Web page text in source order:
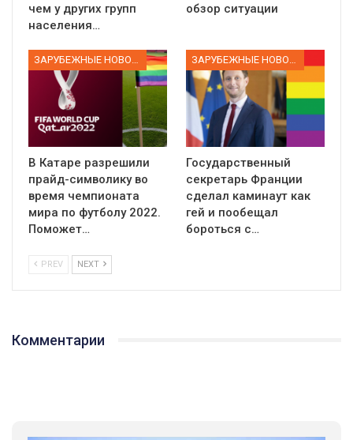
чем у других групп
населения…
обзор ситуации
В Катаре разрешили
прайд-символику во
время чемпионата
мира по футболу 2022.
Поможет…
Государственный
секретарь Франции
сделал каминаут как
гей и пообещал
бороться с…
PREV NEXT
Комментарии